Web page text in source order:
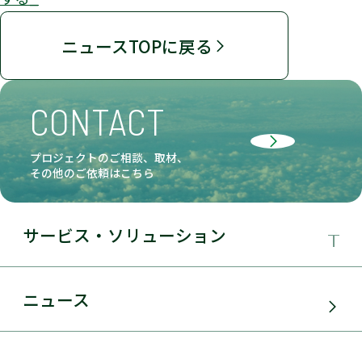
ニュースTOPに戻る
CONTACT
プロジェクトのご相談、取材、
その他のご依頼はこちら
サービス・ソリューション
サービス・ソリューション
ニュース